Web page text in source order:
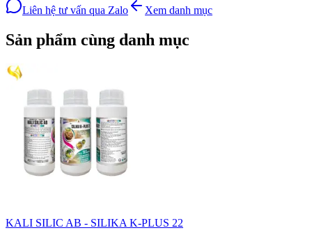
Liên hệ tư vấn qua Zalo Xem danh mục
Sản phẩm cùng danh mục
KALI SILIC AB - SILIKA K-PLUS 22